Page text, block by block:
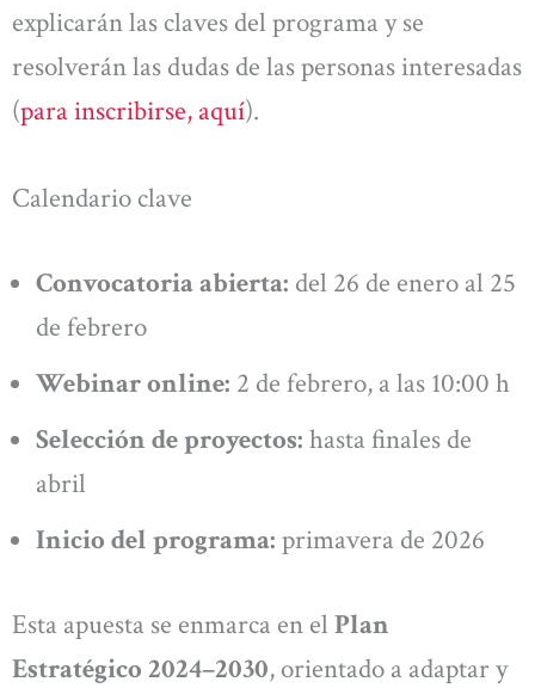
explicarán las claves del programa y se
resolverán las dudas de las personas interesadas
(para inscribirse, aquí).
Calendario clave
Convocatoria abierta: del 26 de enero al 25
de febrero
Webinar online: 2 de febrero, a las 10:00 h
Selección de proyectos: hasta finales de
abril
Inicio del programa: primavera de 2026
Esta apuesta se enmarca en el Plan
Estratégico 2024–2030, orientado a adaptar y